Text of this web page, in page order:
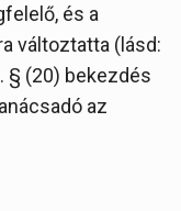
és a
változtatta (lásd:
§ (20) bekezdés
az